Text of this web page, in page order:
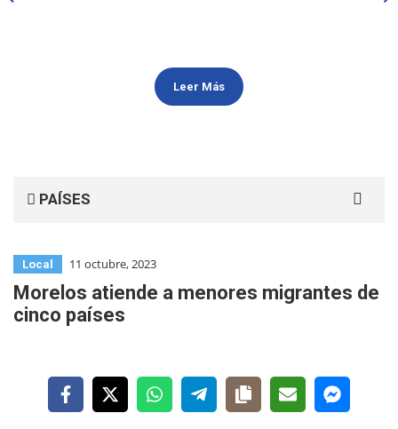
Leer Más
PAÍSES
Local 11 octubre, 2023
Morelos atiende a menores migrantes de
cinco países